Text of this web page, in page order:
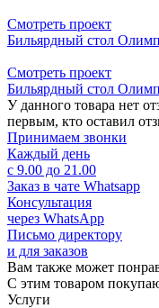
Смотреть проект
Бильярдный стол
Смотреть проект
Бильярдный стол
У данного товара нет
первым, кто оставил
Принимаем звонки
Каждый день
с 9.00 до 21.00
Заказ в чате Whatsapp
Консультация
через WhatsApp
Письмо директору
и для заказов
Вам также может
С этим товаром
Услуги